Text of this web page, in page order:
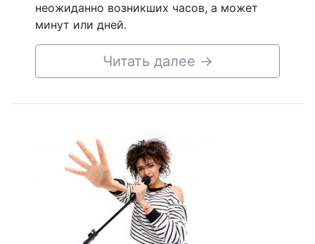
неожиданно возникших часов, а может
минут или дней.
Читать далее →